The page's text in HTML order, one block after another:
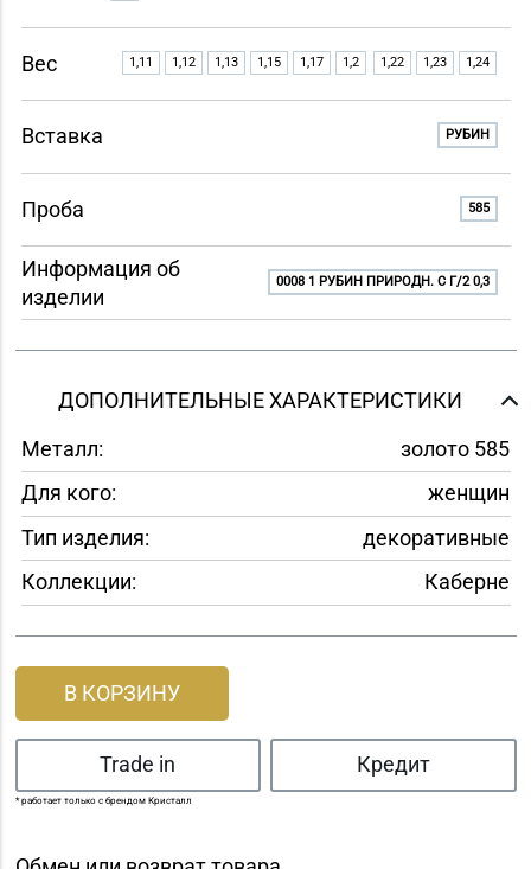
Вес 1,11 1,12 1,13 1,15 1,17 1,2 1,22 1,23 1,24
Вставка РУБИН
Проба 585
Информация об
изделии
0008 1 РУБИН ПРИРОДН. C Г/2 0,3
ДОПОЛНИТЕЛЬНЫЕ ХАРАКТЕРИСТИКИ
Металл:
золото 585
Для кого:
женщин
Тип изделия:
декоративные
Коллекции:
Каберне
В КОРЗИНУ
Trade in Кредит
* работает только с брендом Кристалл